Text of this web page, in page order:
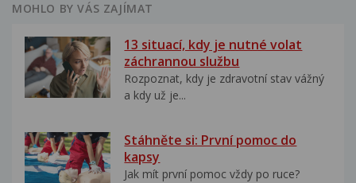
MOHLO BY VÁS ZAJÍMAT
13 situací, kdy je nutné volat
záchrannou službu
Rozpoznat, kdy je zdravotní stav vážný
a kdy už je...
Stáhněte si: První pomoc do
kapsy
Jak mít první pomoc vždy po ruce?